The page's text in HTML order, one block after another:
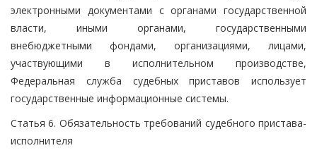
электронными документами с органами государственной
власти, иными органами, государственными
внебюджетными фондами, организациями, лицами,
участвующими в исполнительном производстве,
Федеральная служба судебных приставов использует
государственные информационные системы.
Статья 6. Обязательность требований судебного пристава-
исполнителя